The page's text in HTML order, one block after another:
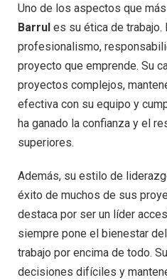
Uno de los aspectos que
Barrul es su ética de trabajo.
profesionalismo,
proyecto que emprende. Su
proyectos complejos,
efectiva con su equipo y
ha ganado la confianza y el
superiores.
Además, su estilo de
éxito de muchos de sus
destaca por ser un líder
siempre pone el bienestar
trabajo por encima de todo.
decisiones difíciles y